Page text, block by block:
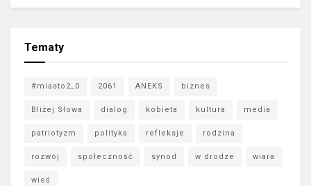
Tematy
#miasto2_0 2061 ANEKS biznes
Bliżej Słowa dialog kobieta kultura media
patriotyzm polityka refleksje rodzina
rozwój społeczność synod w drodze wiara
wieś